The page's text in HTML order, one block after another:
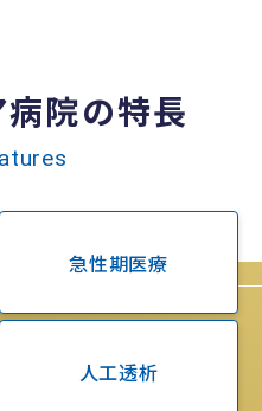
院の特長
急性期医療
人工透析